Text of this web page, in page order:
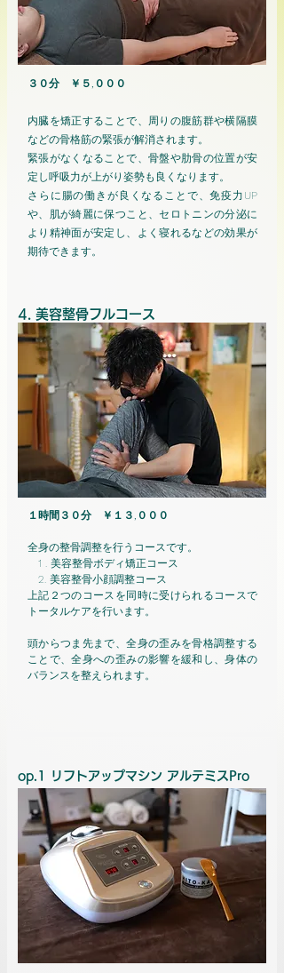
​３０分 ￥５,０００
内臓を矯正することで、周りの腹筋群や横隔膜
などの骨格筋の緊張が解消されます。
緊張がなくなることで、骨盤や肋骨の位置が安
定し呼吸力が上がり姿勢も良くなります。
さらに腸の働きが良くなることで、免疫力UP
や、肌が綺麗に保つこと、セロトニンの分泌に
より精神面が安定し、よく寝れるなどの効果が
期待できます。
4. 美容整骨フルコース
１時間３０分 ￥１３,０００
全身の整骨調整を行うコースです。
1 . 美容整骨ボディ矯正コース
2. 美容整骨小顔調整コース
上記２つのコースを同時に受けられるコースで
トータルケアを行います。
頭からつま先まで、全身の歪みを骨格調整する
ことで、全身への歪みの影響を緩和し、身体の
バランスを整えられます。
op.1 リフトアップマシン アルテミスPro